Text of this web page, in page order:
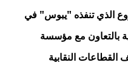
الذي تنفذه "يبوس" في
بالتعاون مع مؤسسة
النقابية